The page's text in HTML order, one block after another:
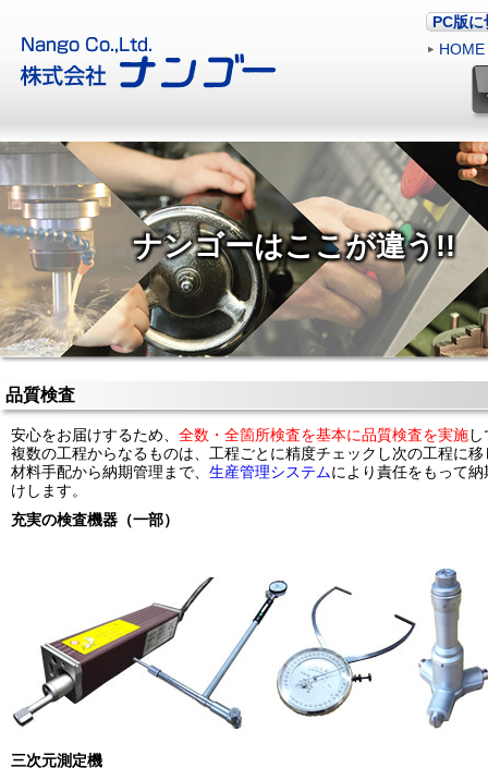
PC版に
HOME
ナンゴーはここが違う!!
品質検査
安心をお届けするため、 全数・全箇所検査を基本に品質検査を実施
複数の工程からなるものは、工程ごとに精度チェックし次の工程に移
材料手配から納期管理まで、 生産管理システムにより責任をもって
けします。
充実の検査機器（一部）
三次元測定機